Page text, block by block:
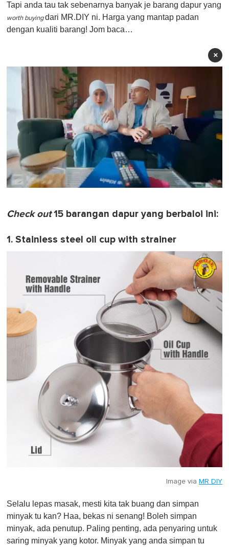
Tapi anda tau tak sebenarnya banyak je barang dapur yang
worth buyingdari MR.DIY ni. Harga yang mantap padan
dengan kualiti barang! Jom baca…
×
1
n
Check out15 barangan dapur yang berbaloi ini:
1. Stainless steel oil cup with strainer
Image via MR DIY
Selalu lepas masak, mesti kita tak buang dan simpan
minyak tu kan? Haa, bekas ni senang! Boleh simpan
minyak, ada penutup. Paling penting, ada penyaring untuk
saring minyak yang kotor. Minyak yang anda simpan tu